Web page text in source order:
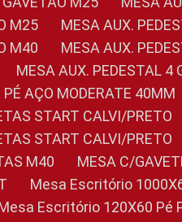
M25
MESA AUX.
M40
MESA AUX.
MESA AUX. PEDESTAL
PÉ AÇO MODERATE 40MM
START CALVI/PRETO
START CALVI/PRETO
M40
MESA C/
Mesa Escritório
Mesa Escritório 120X60 Pé